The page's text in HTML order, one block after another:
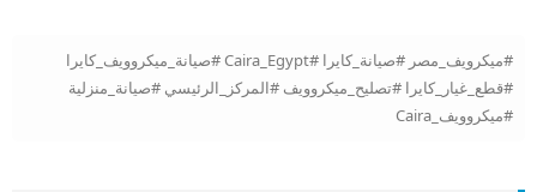
#ميكرويف_مصر #صيانة_كايرا #Caira_Egypt #صيانة_ميكروويف_كايرا
#قطع_غيار_كايرا #تصليح_ميكروويف #المركز_الرئيسي #صيانة_منزلية
#ميكروويف_Caira